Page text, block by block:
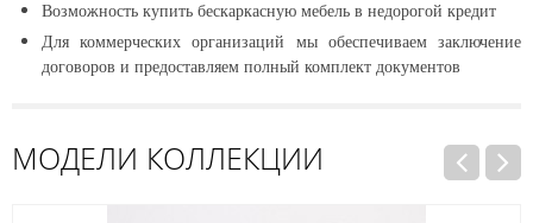
Возможность купить бескаркасную мебель в недорогой кредит
Для коммерческих организаций мы обеспечиваем заключение
договоров и предоставляем полный комплект документов
МОДЕЛИ КОЛЛЕКЦИИ